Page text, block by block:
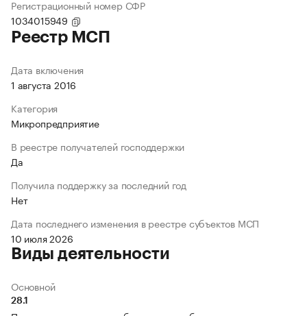
Регистрационный номер СФР
1034015949
Реестр МСП
Дата включения
1 августа 2016
Категория
Микропредприятие
В реестре получателей господдержки
Да
Получила поддержку за последний год
Нет
Дата последнего изменения в реестре субъектов МСП
10 июля 2026
Виды деятельности
Основной
28.1